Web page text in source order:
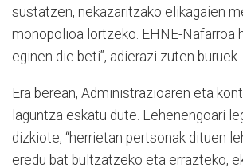
sustatzen, nekazaritzako elikagaien
monopolioa lortzeko. EHNE-Nafarroa
eginen die beti”, adierazi zuten buruek.
Era berean, Administrazioaren eta
laguntza eskatu dute. Lehenengoari
dizkiote, “herrietan pertsonak dituen
eredu bat bultzatzeko eta errazteko,